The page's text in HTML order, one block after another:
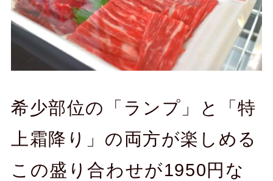
希少部位の「ランプ」と「特
上霜降り」の両方が楽しめる
この盛り合わせが1950円な